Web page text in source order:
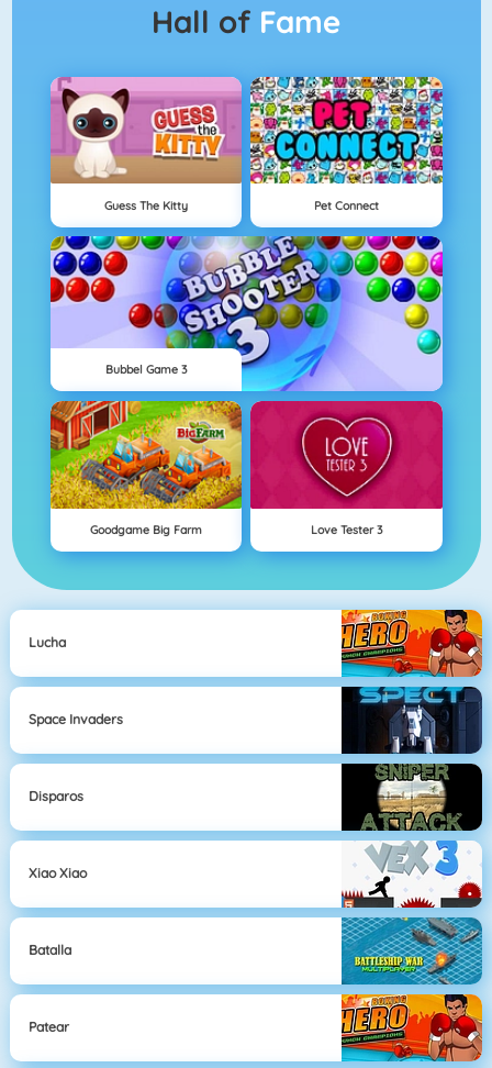
Hall of Fame
Guess The Kitty Pet Connect
Bubbel Game 3
Goodgame Big Farm Love Tester 3
Lucha
Space Invaders
Disparos
Xiao Xiao
Batalla
Patear